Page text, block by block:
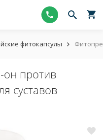
фитокапсулы
он против
суставов